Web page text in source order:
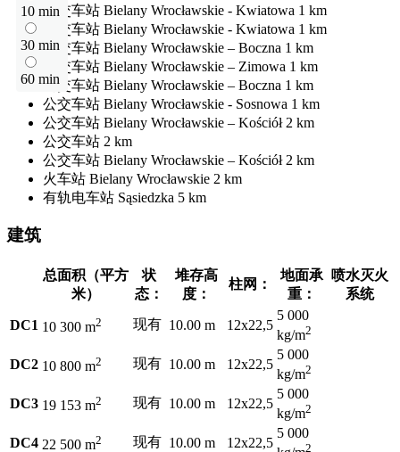
10 min
30 min
60 min
公交车站 Bielany Wrocławskie - Kwiatowa 1 km
公交车站 Bielany Wrocławskie - Kwiatowa 1 km
公交车站 Bielany Wrocławskie – Boczna 1 km
公交车站 Bielany Wrocławskie – Zimowa 1 km
公交车站 Bielany Wrocławskie – Boczna 1 km
公交车站 Bielany Wrocławskie - Sosnowa 1 km
公交车站 Bielany Wrocławskie – Kościół 2 km
公交车站 2 km
公交车站 Bielany Wrocławskie – Kościół 2 km
火车站 Bielany Wrocławskie 2 km
有轨电车站 Sąsiedzka 5 km
建筑
总面积（平方
米）
状
态：
堆存高
度：
柱网：
地面承
重：
喷水灭火
系统
DC1 10 300 m2 现有 10.00 m 12x22,5
5 000
kg/m2
DC2 10 800 m2 现有 10.00 m 12x22,5
5 000
kg/m2
DC3 19 153 m2 现有 10.00 m 12x22,5
5 000
kg/m2
DC4 22 500 m2 现有 10.00 m 12x22,5
5 000
2